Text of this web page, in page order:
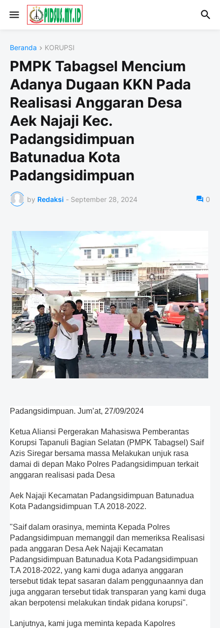
Beranda KORUPSI
PMPK Tabagsel Mencium
Adanya Dugaan KKN Pada
Realisasi Anggaran Desa
Aek Najaji Kec.
Padangsidimpuan
Batunadua Kota
Padangsidimpuan
by Redaksi - September 28, 2024 0
Padangsidimpuan. Jum’at, 27/09/2024
Ketua Aliansi Pergerakan Mahasiswa Pemberantas
Korupsi Tapanuli Bagian Selatan (PMPK Tabagsel) Saif
Azis Siregar bersama massa Melakukan unjuk rasa
damai di depan Mako Polres Padangsidimpuan terkait
anggaran realisasi pada Desa
Aek Najaji Kecamatan Padangsidimpuan Batunadua
Kota Padangsidimpuan T.A 2018-2022.
"Saif dalam orasinya, meminta Kepada Polres
Padangsidimpuan memanggil dan memeriksa Realisasi
pada anggaran Desa Aek Najaji Kecamatan
Padangsidimpuan Batunadua Kota Padangsidimpuan
T.A 2018-2022, yang kami duga adanya anggaran
tersebut tidak tepat sasaran dalam penggunaannya dan
juga anggaran tersebut tidak transparan yang kami duga
akan berpotensi melakukan tindak pidana korupsi".
Lanjutnya, kami juga meminta kepada Kapolres